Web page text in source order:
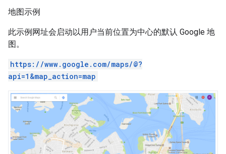
地图示例
此示例网址会启动以用户当前位置为中心的默认 Google 地
图。
https://www.google.com/maps/@?
api=1&map_action=map